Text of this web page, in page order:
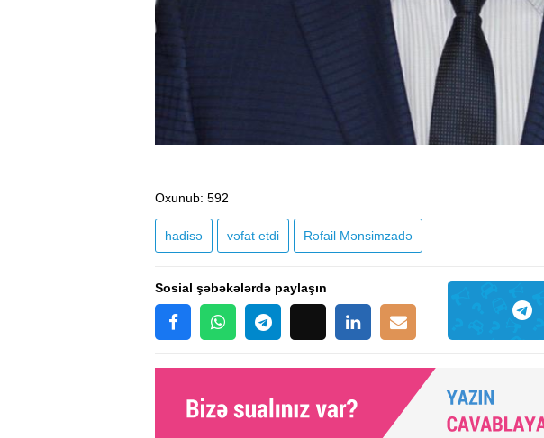
Oxunub: 592
hadisə vəfat etdi Rəfail Mənsimzadə
Sosial şəbəkələrdə paylaşın